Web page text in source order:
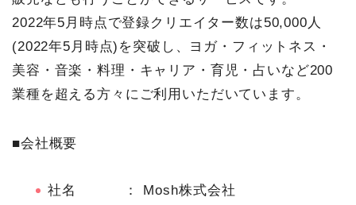
2022年5月時点で登録クリエイター数は50,000人
(2022年5月時点)を突破し、ヨガ・フィットネス・
美容・音楽・料理・キャリア・育児・占いなど200
業種を超える方々にご利用いただいています。
■会社概要
社名 ： Mosh株式会社